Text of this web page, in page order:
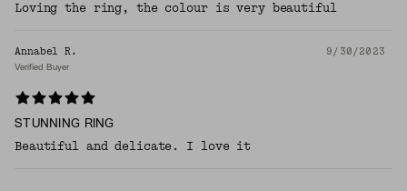
Loving the ring, the colour is very beautiful
Annabel R. 9/30/2023
Verified Buyer
STUNNING RING
Beautiful and delicate. I love it